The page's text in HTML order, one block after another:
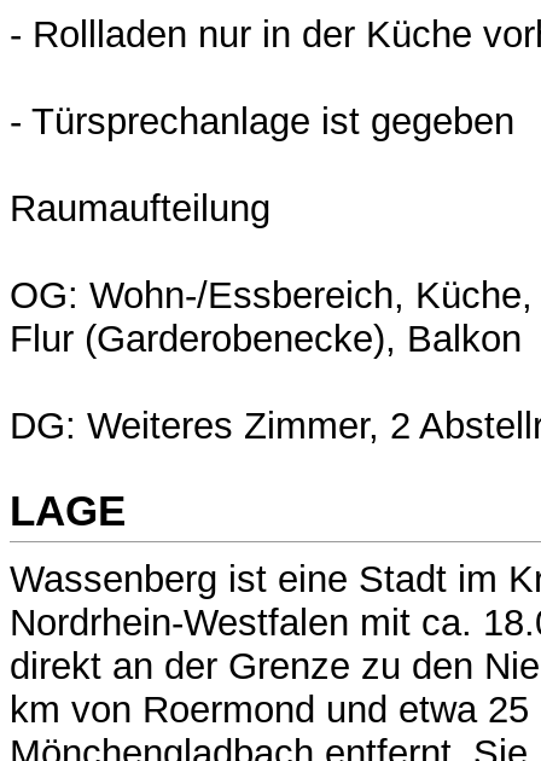
- Rollladen nur in der Küche
- Türsprechanlage ist gegeben
Raumaufteilung
OG: Wohn-/Essbereich,
Flur (Garderobenecke), Balkon
DG: Weiteres Zimmer, 2
LAGE
Wassenberg ist eine Stadt im
Nordrhein-Westfalen mit ca.
direkt an der Grenze zu den
km von Roermond und etwa